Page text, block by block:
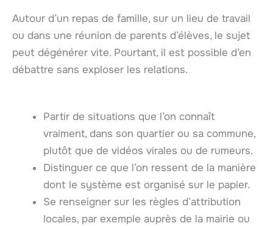
Autour d’un repas de famille, sur un lieu de travail
ou dans une réunion de parents d’élèves, le sujet
peut dégénérer vite. Pourtant, il est possible d’en
débattre sans exploser les relations.
Partir de situations que l’on connaît
vraiment, dans son quartier ou sa commune,
plutôt que de vidéos virales ou de rumeurs.
Distinguer ce que l’on ressent de la manière
dont le système est organisé sur le papier.
Se renseigner sur les règles d’attribution
locales, par exemple auprès de la mairie ou